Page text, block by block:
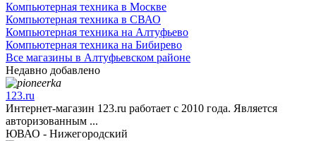
Компьютерная техника в Москве
Компьютерная техника в СВАО
Компьютерная техника на Алтуфьево
Компьютерная техника на Бибирево
Все магазины в Алтуфьевском районе
Недавно добавлено
123.ru
Интернет-магазин 123.ru работает с 2010 года. Является
авторизованным ...
ЮВАО - Нижегородский